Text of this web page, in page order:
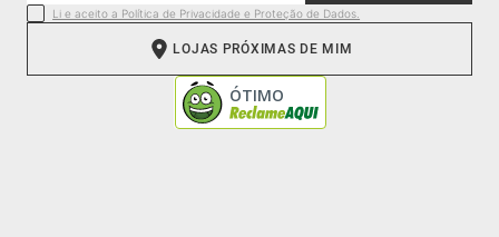
Li e aceito a Política de Privacidade e Proteção de Dados.
LOJAS PRÓXIMAS DE MIM